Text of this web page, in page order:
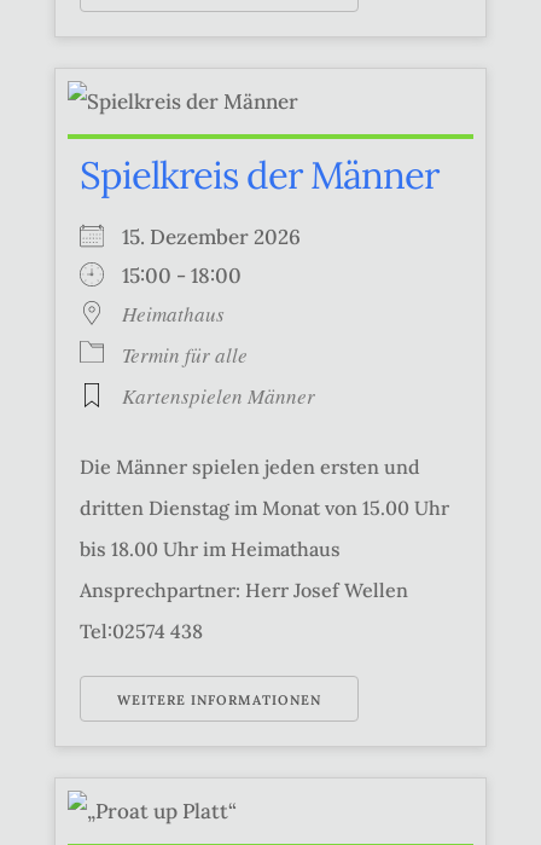
Spielkreis der Männer
15. Dezember 2026
15:00 - 18:00
Heimathaus
Termin für alle
Kartenspielen Männer
Die Männer spielen jeden ersten und
dritten Dienstag im Monat von 15.00 Uhr
bis 18.00 Uhr im Heimathaus
Ansprechpartner: Herr Josef Wellen
Tel:02574 438
WEITERE INFORMATIONEN